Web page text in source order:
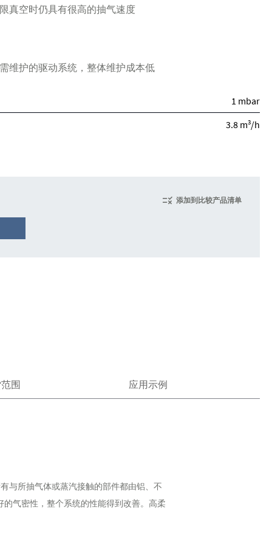
真空时仍具有很高的抽气速度
维护的驱动系统，整体维护成本低
1 mbar
3.8 m3/h
添加到比较产品清单
围 应用示例
与所抽气体或蒸汽接触的部件都由铝、不
气密性，整个系统的性能得到改善。高柔